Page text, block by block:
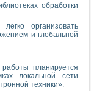
обработки
организовать
и глобальной
планируется
локальной сети
техники».